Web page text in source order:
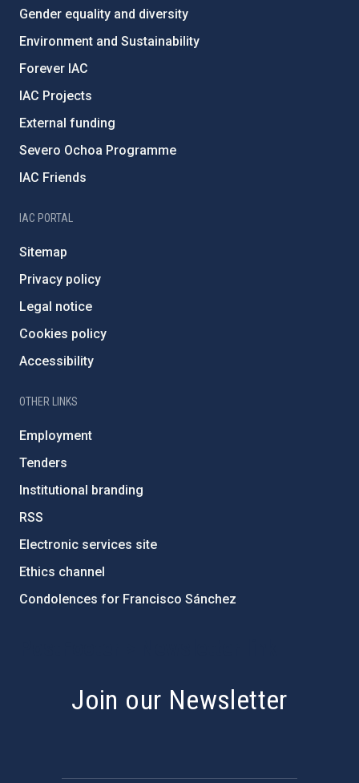
Gender equality and diversity
Environment and Sustainability
Forever IAC
IAC Projects
External funding
Severo Ochoa Programme
IAC Friends
IAC PORTAL
Sitemap
Privacy policy
Legal notice
Cookies policy
Accessibility
OTHER LINKS
Employment
Tenders
Institutional branding
RSS
Electronic services site
Ethics channel
Condolences for Francisco Sánchez
Join our Newsletter